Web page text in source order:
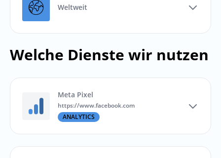
Weltweit
Welche Dienste wir nutzen
Meta Pixel
https://www.facebook.com
ANALYTICS